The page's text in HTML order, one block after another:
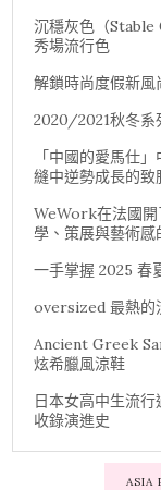
沉穩灰色（Stable
秀場流行色
解鎖時尚度假新
2020/2021秋冬系
「中國的愛馬仕
縫中逆勢成長的致
WeWork在法國
學、策展與藝術感
一手掌握 2025 春
oversized 最熱的
Ancient Greek
炫希臘風涼鞋
日本女高中生流
收錄演進史
ASIA